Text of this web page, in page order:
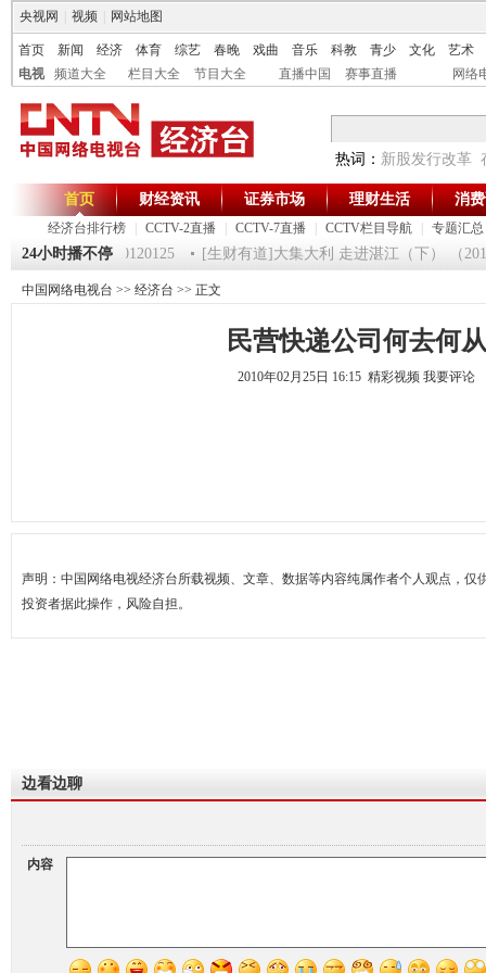
央视网 视频 网站地图
首页 新闻 经济 体育 综艺 春晚 戏曲 音乐 科教 青少 文化
艺术
电视
频道大全 栏目大全 节目大全 直播中国 赛事直播 网络
热词： 新股发行改革
首页
经济台排行榜 CCTV-2直播 CCTV-7直播 CCTV栏目导航 专题汇总
财经资讯 证券市场 理财生活 消
24小时播不停
《第一时间》 20120125 [生财有道]大集大利 走进湛江（下） （
中国网络电视台 >> 经济台 >> 正文
民营快递公司何去何从
2010年02月25日 16:15 精彩视频 我要评论
声明：中国网络电视经济台所载视频、文章、数据等内容纯属作者个人观点，仅
投资者据此操作，风险自担。
边看边聊
内容